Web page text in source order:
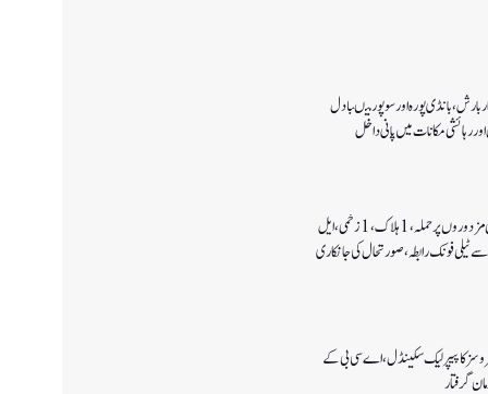
پورہ اور سوپور میںبادل
رہائشی مکانات میں پانی داخل
کولگام میں غیر مقامی مزدوروں پر حملہ،1ہلاک،1زخمی،ایل
ٹیلی فونک رابطہ، صورتحال کی جانکاری
کا پیپر لیک سکینڈل،اے سی بی کے